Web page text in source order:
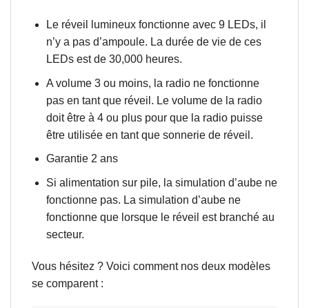
Le réveil lumineux fonctionne avec 9 LEDs, il
n’y a pas d’ampoule. La durée de vie de ces
LEDs est de 30,000 heures.
A volume 3 ou moins, la radio ne fonctionne
pas en tant que réveil. Le volume de la radio
doit être à 4 ou plus pour que la radio puisse
être utilisée en tant que sonnerie de réveil.
Garantie 2 ans
Si alimentation sur pile, la simulation d’aube ne
fonctionne pas. La simulation d’aube ne
fonctionne que lorsque le réveil est branché au
secteur.
Vous hésitez ? Voici comment nos deux modèles
se comparent :